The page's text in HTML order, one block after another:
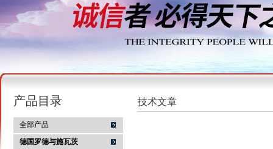
产品目录
全部产品
德国罗德与施瓦茨
技术文章